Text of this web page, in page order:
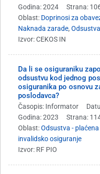
Godina: 2024
Strana:
Oblast: Doprinosi za
Naknada zarade,
Izvor: CEKOS IN
Da li se osiguraniku
odsustvu kod jednog
osiguranika po osnovu
poslodavca?
Časopis: Informator
Godina: 2023
Strana:
Oblast:Odsustva -
invalidsko osiguranje
Izvor: RF PIO